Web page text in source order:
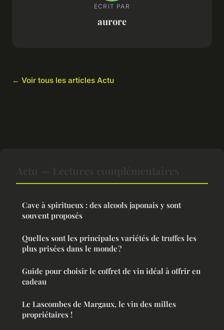
ECRIT PAR
aurore
← Voir tous les articles Actu
Cave à spiritueux : des alcools japonais y sont
souvent proposés
Quelles sont les principales variétés de truffes les
plus prisées dans le monde ?
Guide pour choisir le coffret de vin idéal à offrir en
cadeau
Le Lascombes de Margaux, le vin des milles
propriétaires !